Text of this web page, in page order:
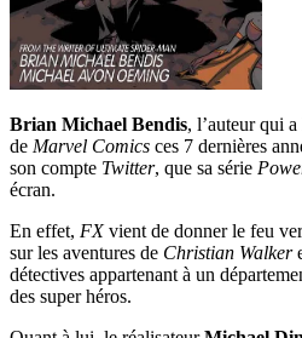
Brian Michael Bendis, l’auteur qui
de Marvel Comics ces 7 dernières
son compte Twitter, que sa série
écran.
En effet, FXvient de donner le feu
sur les aventures de Christian Walker
détectives appartenant à un
des super héros.